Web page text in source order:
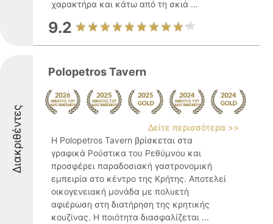
χαρακτήρα και κάτω από τη σκιά ...
9.2
Διακριθέντες
Polopetros Tavern
Δείτε περισσότερα >>
Η Polopetros Tavern βρίσκεται στα
γραφικά Ρούστικα του Ρεθύμνου και
προσφέρει παραδοσιακή γαστρονομική
εμπειρία στο κέντρο της Κρήτης. Αποτελεί
οικογενειακή μονάδα με πολυετή
αφιέρωση στη διατήρηση της κρητικής
κουζίνας. Η ποιότητα διασφαλίζεται ...